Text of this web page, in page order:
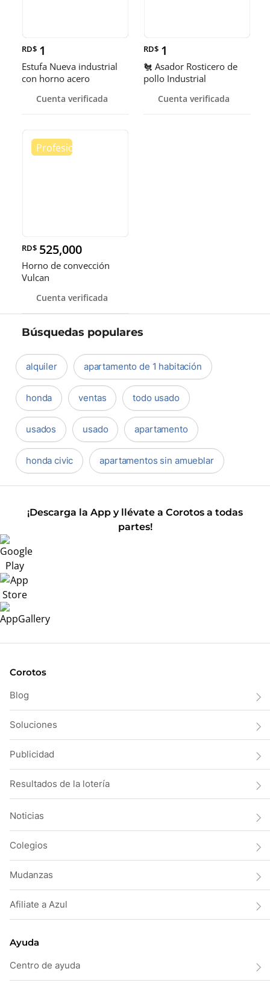
RD$ 1
Estufa Nueva industrial
con horno acero
Cuenta verificada
RD$ 1
🐔 Asador Rosticero de
pollo Industrial
Cuenta verificada
RD$ 525,000
Horno de convección
Vulcan
Cuenta verificada
Búsquedas populares
alquiler apartamento de 1 habitación
honda ventas todo usado
usados usado apartamento
honda civic apartamentos sin amueblar
¡Descarga la App y llévate a Corotos a todas
partes!
Corotos
Blog
Soluciones
Publicidad
Resultados de la lotería
Noticias
Colegios
Mudanzas
Afiliate a Azul
Ayuda
Centro de ayuda